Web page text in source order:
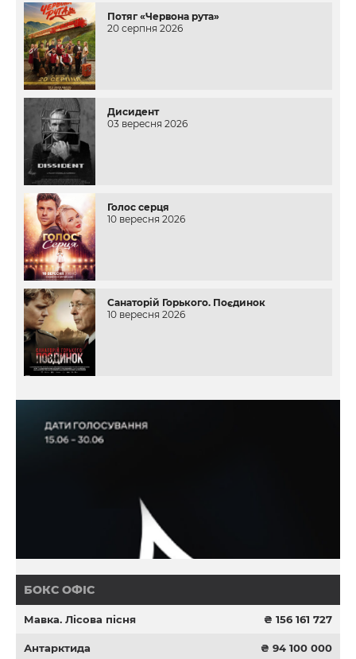
Потяг «Червона рута»
20 серпня 2026
Дисидент
03 вересня 2026
Голос серця
10 вересня 2026
Санаторій Горького. Поєдинок
10 вересня 2026
БОКС ОФІС
Мавка. Лісова пісня ₴ 156 161 727
Антарктида ₴ 94 100 000